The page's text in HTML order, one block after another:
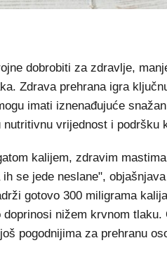
dobrobiti za zdravlje,
Zdrava prehrana igra
imati iznenađujuće
vrijednost i podršku
kalijem, zdravim
se jede neslane",
gotovo 300 miligrama
nižem krvnom tlaku.
pogodnijima za prehranu